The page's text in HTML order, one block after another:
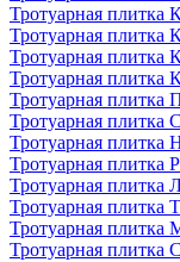
Тротуарная плитка
Тротуарная плитка
Тротуарная плитка
Тротуарная плитка
Тротуарная плитка
Тротуарная плитка
Тротуарная плитка
Тротуарная плитка
Тротуарная плитка
Тротуарная плитка
Тротуарная плитка
Тротуарная плитка